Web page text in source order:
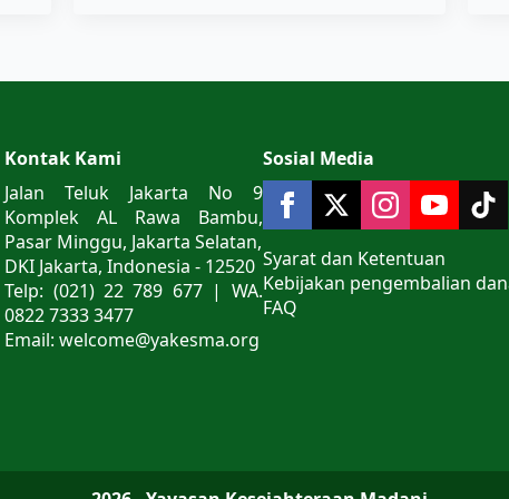
Kontak Kami
Jalan Teluk Jakarta No 9
Komplek AL Rawa Bambu,
Pasar Minggu, Jakarta Selatan,
DKI Jakarta, Indonesia - 12520
Telp: (021) 22 789 677 | WA.
0822 7333 3477
Email: welcome@yakesma.org
Sosial Media
Syarat dan Ketentuan
Kebijakan pengembalian
FAQ